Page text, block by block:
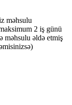
məhsulu
2 iş günü
məhsulu əldə etmiş